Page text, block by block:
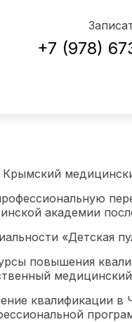
+7 (978)
Крымский
академии
«Детская
повышения
квалификации в